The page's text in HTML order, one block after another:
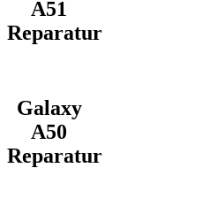
A51
Reparatur
Galaxy
A50
Reparatur